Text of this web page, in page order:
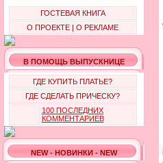
ГОСТЕВАЯ КНИГА
О ПРОЕКТЕ | О РЕКЛАМЕ
В ПОМОЩЬ ВЫПУСКНИЦЕ
ГДЕ КУПИТЬ ПЛАТЬЕ?
ГДЕ СДЕЛАТЬ ПРИЧЕСКУ?
100 ПОСЛЕДНИХ
КОММЕНТАРИЕВ
NEW - НОВИНКИ - NEW